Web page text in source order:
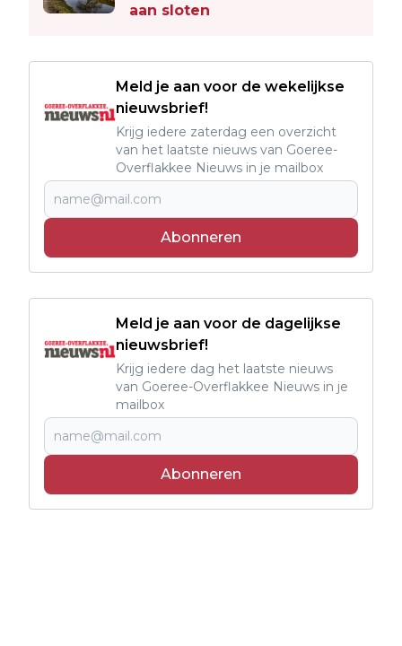
aan sloten
Meld je aan voor de wekelijkse
nieuwsbrief!
Krijg iedere zaterdag een overzicht
van het laatste nieuws van Goeree-
Overflakkee Nieuws in je mailbox
Abonneren
Meld je aan voor de dagelijkse
nieuwsbrief!
Krijg iedere dag het laatste nieuws
van Goeree-Overflakkee Nieuws in je
mailbox
Abonneren